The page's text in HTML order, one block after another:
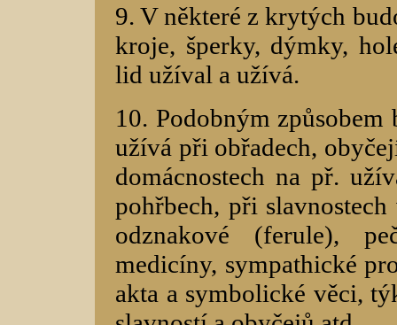
9. V některé z krytých
kroje, šperky, dýmky,
lid užíval a užívá.
10. Podobným
užívá při obřadech,
domácnostech na př.
pohřbech, při
odznakové (ferule),
medicíny, sympathické
akta a symbolické věci,